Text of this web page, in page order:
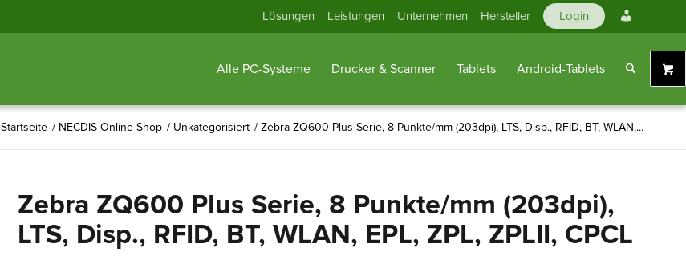
Lösungen Leistungen Unternehmen Hersteller Login
Konto
Alle PC-Systeme Drucker & Scanner Tablets Android-Tablets
Startseite / NECDIS Online-Shop / Unkategorisiert / Zebra ZQ600 Plus Serie, 8 Punkte/mm (203dpi), LTS, Disp., RFID, BT, WLAN,...
Zebra ZQ600 Plus Serie, 8 Punkte/mm (203dpi),
LTS, Disp., RFID, BT, WLAN, EPL, ZPL, ZPLII, CPCL